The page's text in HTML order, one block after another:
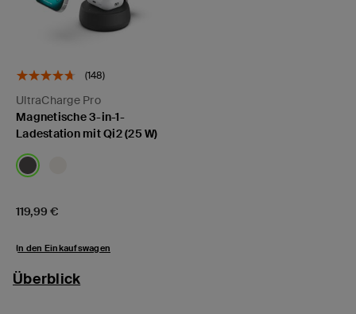
(148)
UltraCharge Pro
Magnetische 3-in-1-
Ladestation mit Qi2 (25 W)
Price:
119,99 €
In den Einkaufswagen
Überblick